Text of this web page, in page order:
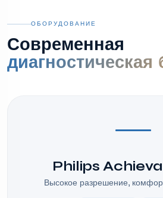
ОБОРУДОВАНИЕ
Современная
диагностическая
Philips Achieva
Высокое разрешение,